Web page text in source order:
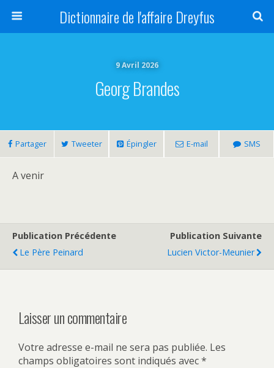
Dictionnaire de l'affaire Dreyfus
9 Avril 2026
Georg Brandes
Partager Tweeter Épingler E-mail SMS
A venir
Publication Précédente
Le Père Peinard
Publication Suivante
Lucien Victor-Meunier
Laisser un commentaire
Votre adresse e-mail ne sera pas publiée. Les
champs obligatoires sont indiqués avec*